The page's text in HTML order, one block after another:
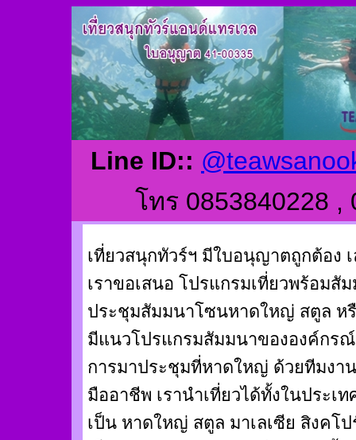
Line ID::
โทร 0853840228 ,
เที่ยวสนุกทัวร์ฯ มีใบอนุญาตถูกต้อง
เราขอเสนอ โปรแกรมเที่ยวพร้อม
ประชุมสัมมนาโซนหาดใหญ่ สตูล หรื
มีแนวโปรแกรมสัมมนาขององค์กร
การมาประชุมที่หาดใหญ่ ด้วยทีมงาน
มืออาชีพ เรานำเที่ยวได้ทั้งในประเ
เป็น หาดใหญ่ สตูล มาเลเซีย สิงคโ